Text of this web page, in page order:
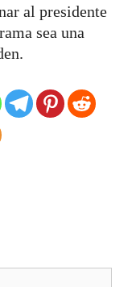
al presidente
sea una